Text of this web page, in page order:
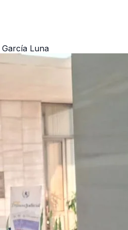
Luna